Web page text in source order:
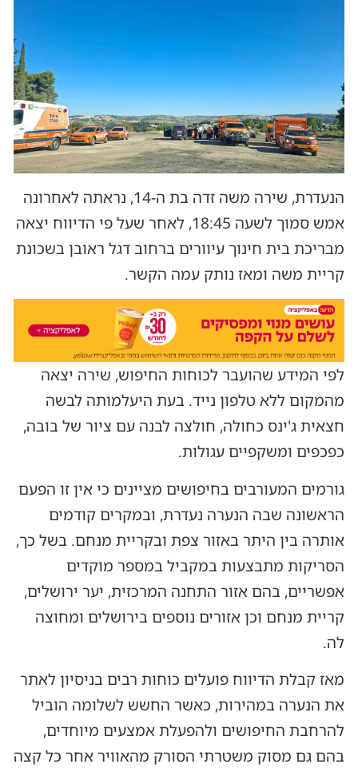
הנעדרת, שירה משה זדה בת ה-14, נראתה לאחרונה
אמש סמוך לשעה 18:45, לאחר שעל פי הדיווח יצאה
מבריכת בית חינוך עיוורים ברחוב דגל ראובן בשכונת
קריית משה ומאז נותק עמה הקשר.
לפי המידע שהועבר לכוחות החיפוש, שירה יצאה
מהמקום ללא טלפון נייד. בעת היעלמותה לבשה
חצאית ג'ינס כחולה, חולצה לבנה עם ציור של בובה,
כפכפים ומשקפיים עגולות.
גורמים המעורבים בחיפושים מציינים כי אין זו הפעם
הראשונה שבה הנערה נעדרת, ובמקרים קודמים
אותרה בין היתר באזור צפת ובקריית מנחם. בשל כך,
הסריקות מתבצעות במקביל במספר מוקדים
אפשריים, בהם אזור התחנה המרכזית, יער ירושלים,
קריית מנחם וכן אזורים נוספים בירושלים ומחוצה
לה.
מאז קבלת הדיווח פועלים כוחות רבים בניסיון לאתר
את הנערה במהירות, כאשר החשש לשלומה הוביל
להרחבת החיפושים ולהפעלת אמצעים מיוחדים,
בהם גם מסוק משטרתי הסורק מהאוויר אחר כל קצה